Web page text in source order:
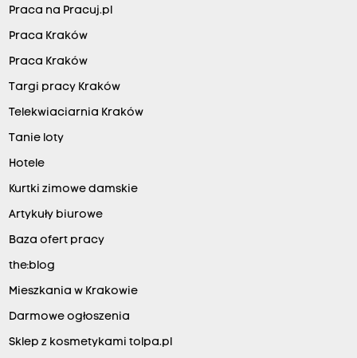
Praca na Pracuj.pl
Praca Kraków
Praca Kraków
Targi pracy Kraków
Telekwiaciarnia Kraków
Tanie loty
Hotele
Kurtki zimowe damskie
Artykuły biurowe
Baza ofert pracy
the:blog
Mieszkania w Krakowie
Darmowe ogłoszenia
Sklep z kosmetykami tolpa.pl